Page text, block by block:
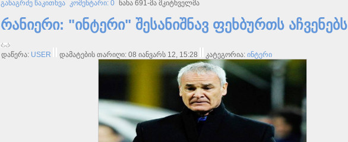
განაგრძე წაკითხვა კომენტარი: 0 ნახა 691-მა მკიტხველმა
რანიერი: "ინტერი" შესანიშნავ ფეხბურთს აჩვენებს
დაწერა: USER დამატების თარიღი: 08 იანვარს 12, 15:28 კატეგორია: ინტერი